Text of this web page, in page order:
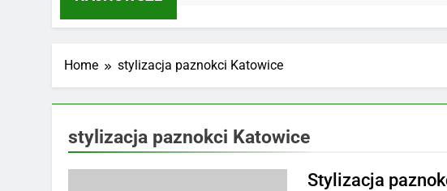
Home stylizacja paznokci Katowice
stylizacja paznokci Katowice
Stylizacja